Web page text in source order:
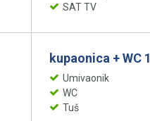
SAT TV
kupaonica + WC 1
Umivaonik
WC
Tuš